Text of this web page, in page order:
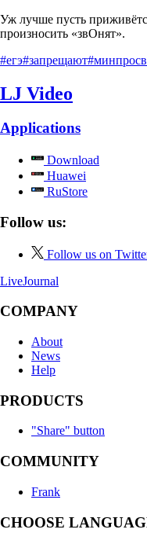
Уж лучше пусть
произносить «звОнят».
#егэ#запрещают
LJ Video
Applications
Download
Huawei
RuStore
Follow us:
Follow us on
LiveJournal
COMPANY
About
News
Help
PRODUCTS
"Share" button
COMMUNITY
Frank
CHOOSE